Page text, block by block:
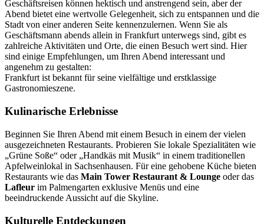
Geschäftsreisen können hektisch und anstrengend sein, aber der
Abend bietet eine wertvolle Gelegenheit, sich zu entspannen und die
Stadt von einer anderen Seite kennenzulernen. Wenn Sie als
Geschäftsmann abends allein in Frankfurt unterwegs sind, gibt es
zahlreiche Aktivitäten und Orte, die einen Besuch wert sind. Hier
sind einige Empfehlungen, um Ihren Abend interessant und
angenehm zu gestalten:
Frankfurt ist bekannt für seine vielfältige und erstklassige
Gastronomieszene.
Kulinarische Erlebnisse
Beginnen Sie Ihren Abend mit einem Besuch in einem der vielen
ausgezeichneten Restaurants. Probieren Sie lokale Spezialitäten wie
„Grüne Soße“ oder „Handkäs mit Musik“ in einem traditionellen
Apfelweinlokal in Sachsenhausen. Für eine gehobene Küche bieten
Restaurants wie das Main Tower Restaurant & Lounge oder das
Lafleur im Palmengarten exklusive Menüs und eine
beeindruckende Aussicht auf die Skyline.
Kulturelle Entdeckungen